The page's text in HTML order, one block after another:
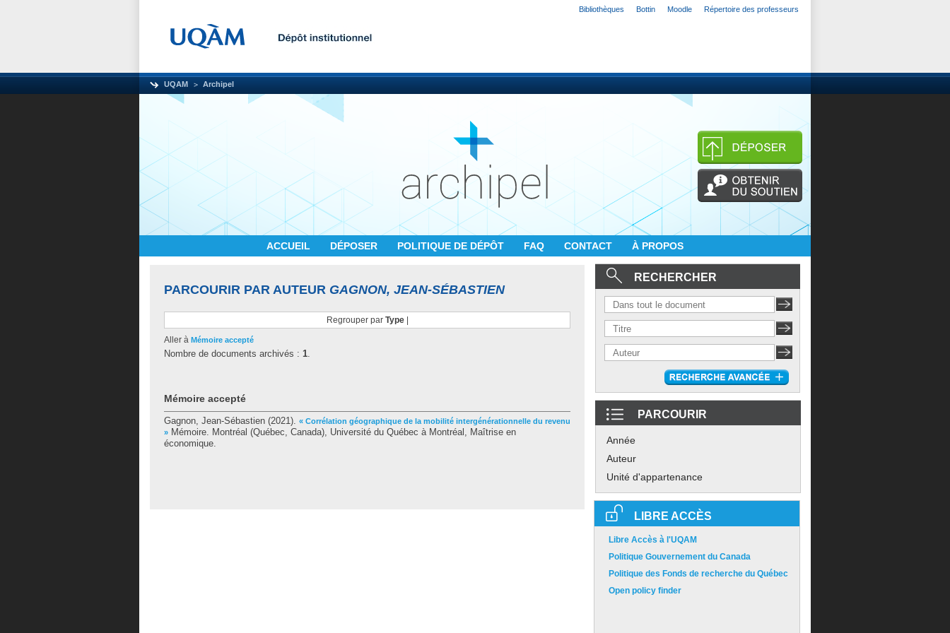
Bibliothèques Bottin Moodle Répertoire des professeurs
UQAM Archipel
ACCUEIL DÉPOSER POLITIQUE DE DÉPÔT FAQ CONTACT À PROPOS
PARCOURIR PAR AUTEUR GAGNON, JEAN-SÉBASTIEN
Regrouper par Type|
Aller à Mémoire accepté
Nombre de documents archivés : 1.
Mémoire accepté
Gagnon, Jean-Sébastien (2021). « Corrélation géographique de la mobilité intergénérationnelle du revenu
» Mémoire. Montréal (Québec, Canada), Université du Québec à Montréal, Maîtrise en
économique.
RECHERCHER
PARCOURIR
Année
Auteur
Unité d'appartenance
LIBRE ACCÈS
Libre Accès à l'UQAM
Politique Gouvernement du Canada
Politique des Fonds de recherche du Québec
Open policy finder